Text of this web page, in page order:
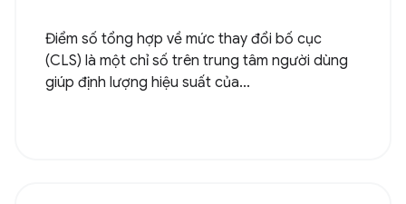
Điểm số tổng hợp về mức thay đổi bố cục
(CLS) là một chỉ số trên trung tâm người dùng
giúp định lượng hiệu suất của...